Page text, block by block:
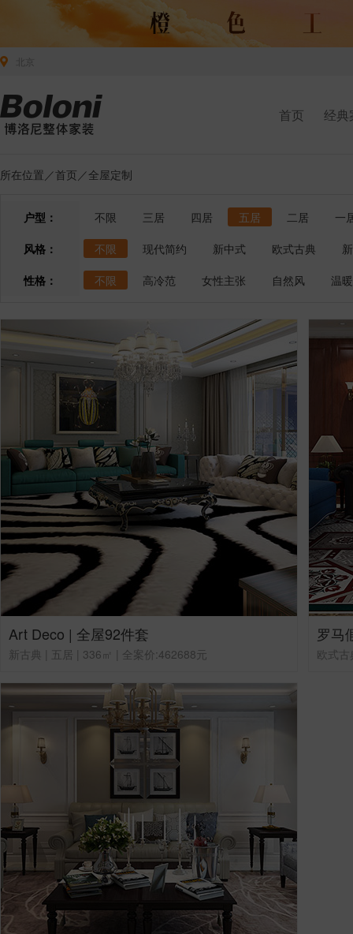
首页 经典
所在位置／首页 ／全屋定制
户型： 不限 三居 四居 五居 二居
一
风格：
不限 现代简约 新中式 欧式古典
性格：
不限 高冷范 女性主张 自然风 温
Art Deco | 全屋92件套
新古典 | 五居 | 336㎡ | 全案价:462688元
罗马
欧式